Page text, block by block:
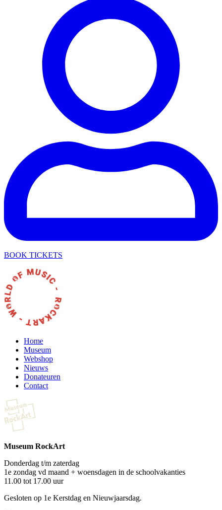
BOOK TICKETS
Home
Museum
Webshop
Nieuws
Donateuren
Contact
Museum RockArt
Donderdag t/m zaterdag
1e zondag vd maand + woensdagen in de schoolvakanties
11.00 tot 17.00 uur
Gesloten op 1e Kerstdag en Nieuwjaarsdag.